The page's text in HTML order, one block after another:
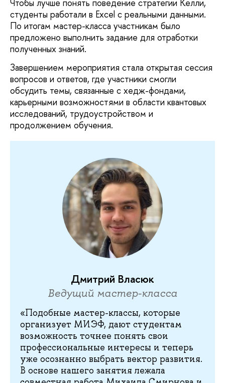
Чтобы лучше понять поведение стратегии Келли,
студенты работали в Excel с реальными данными.
По итогам мастер-класса участникам было
предложено выполнить задание для отработки
полученных знаний.
Завершением мероприятия стала открытая сессия
вопросов и ответов, где участники смогли
обсудить темы, связанные с хедж-фондами,
карьерными возможностями в области квантовых
исследований, трудоустройством и
продолжением обучения.
Дмитрий Власюк
Ведущий мастер-класса
«Подобные мастер-классы, которые
организует МИЭФ, дают студентам
возможность точнее понять свои
профессиональные интересы и теперь
уже осознанно выбрать вектор развития.
В основе нашего занятия лежала